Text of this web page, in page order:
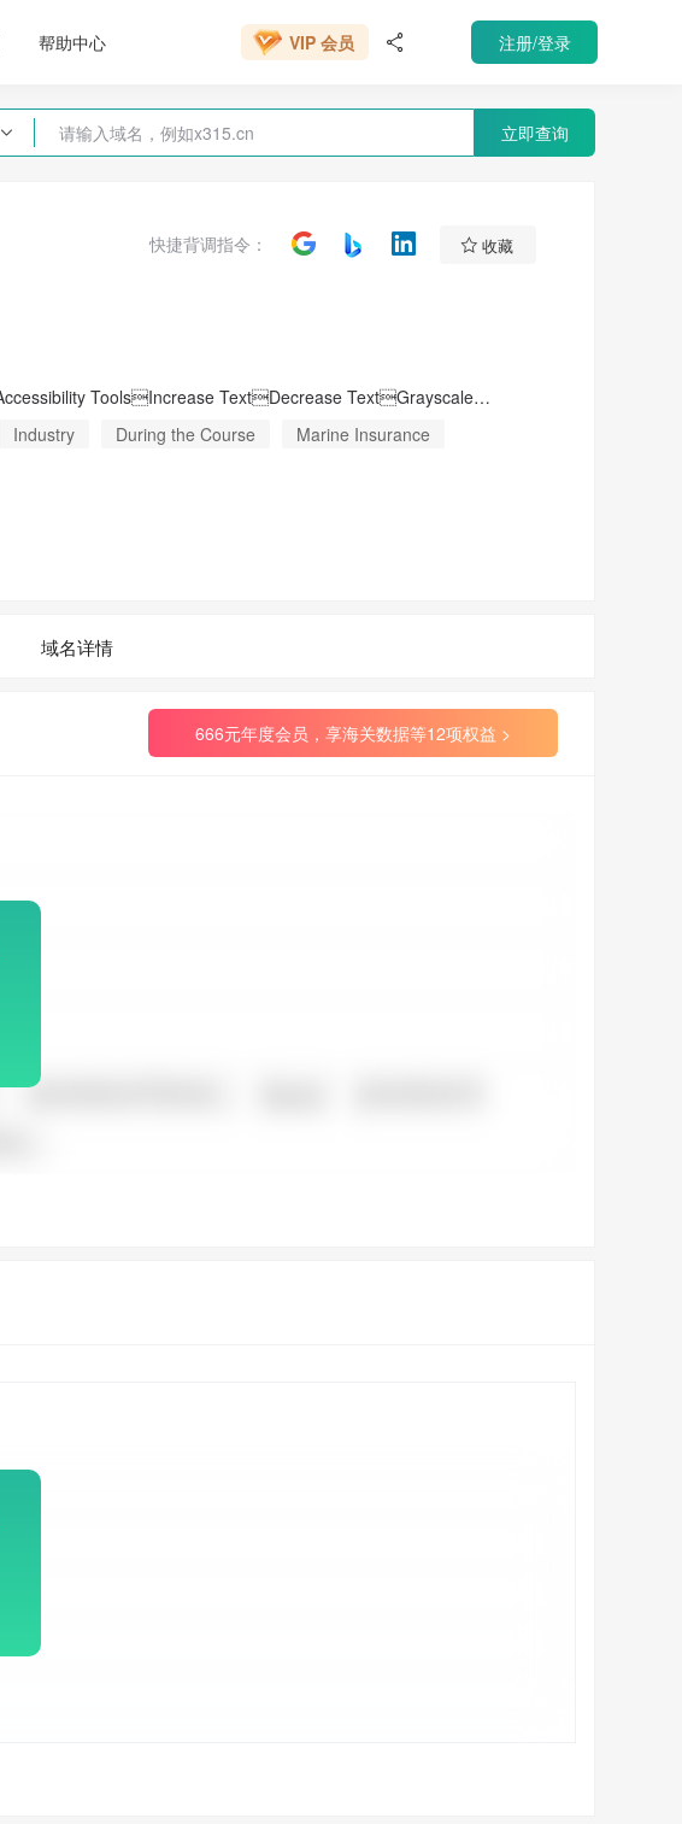
帮助中心
666元/年
 注册/登录
 立即查询
快捷背调指令： 收藏
Houchens Insurance Group - Business, Benefits, Personal, & MoreAccessibility ToolsIncrease TextDecrease TextGrayscaleHigh ContrastNegative ContrastLight BackgroundLinks UnderlineReadable FontReset
Industry During the Course
Marine Insurance
域名详情
666元年度会员，享海关数据等12项权益 >